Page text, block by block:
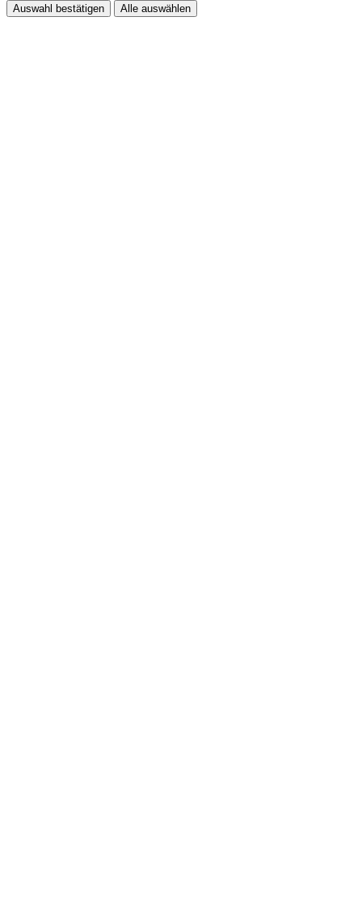
Auswahl bestätigen Alle auswählen